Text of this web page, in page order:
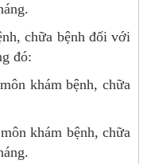
chữa bệnh đối với
đó:
khám bệnh, chữa
khám bệnh, chữa